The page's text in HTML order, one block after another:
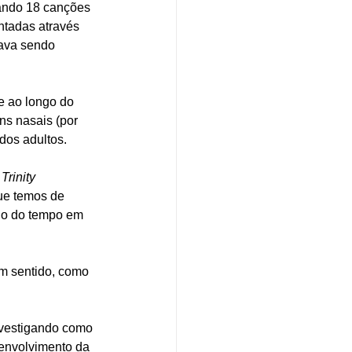
18 canções
através
sendo
ao longo do
nasais (por
adultos.
Trinity
temos de
do tempo em
sentido, como
como
da